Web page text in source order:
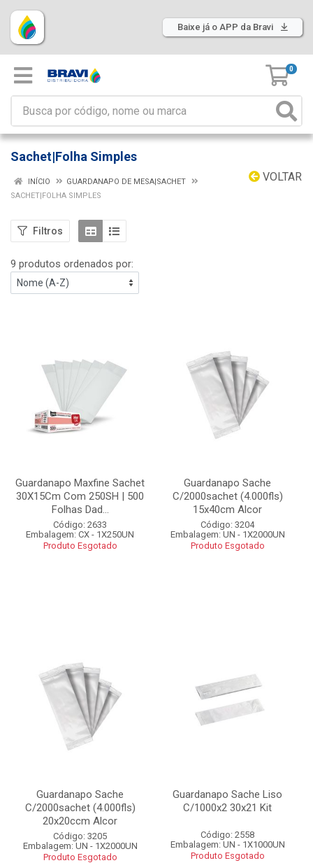
Baixe já o APP da Bravi
0
Sachet|Folha Simples
VOLTAR
INÍCIO
GUARDANAPO DE MESA|SACHET
SACHET|FOLHA SIMPLES
Filtros
9 produtos ordenados por:
Guardanapo Maxfine Sachet
30X15Cm Com 250SH | 500
Folhas Dad...
Código: 2633
Embalagem: CX - 1X250UN
Produto Esgotado
Guardanapo Sache
C/2000sachet (4.000fls)
15x40cm Alcor
Código: 3204
Embalagem: UN - 1X2000UN
Produto Esgotado
Guardanapo Sache
C/2000sachet (4.000fls)
20x20ccm Alcor
Código: 3205
Embalagem: UN - 1X2000UN
Produto Esgotado
Guardanapo Sache Liso
C/1000x2 30x21 Kit
Código: 2558
Embalagem: UN - 1X1000UN
Produto Esgotado